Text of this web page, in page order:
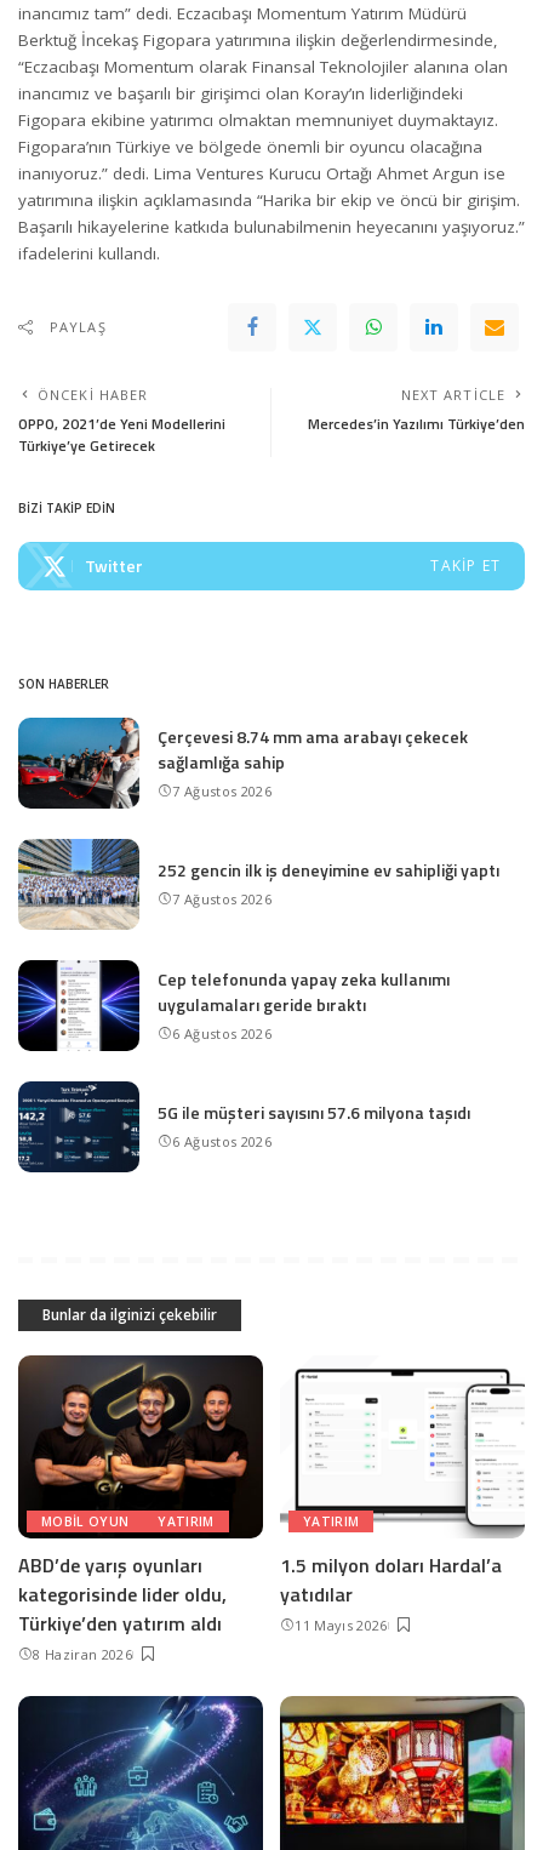
inancımız tam” dedi. Eczacıbaşı Momentum Yatırım Müdürü
Berktuğ İncekaş Figopara yatırımına ilişkin değerlendirmesinde,
“Eczacıbaşı Momentum olarak Finansal Teknolojiler alanına olan
inancımız ve başarılı bir girişimci olan Koray’ın liderliğindeki
Figopara ekibine yatırımcı olmaktan memnuniyet duymaktayız.
Figopara’nın Türkiye ve bölgede önemli bir oyuncu olacağına
inanıyoruz.” dedi. Lima Ventures Kurucu Ortağı Ahmet Argun ise
yatırımına ilişkin açıklamasında “Harika bir ekip ve öncü bir girişim.
Başarılı hikayelerine katkıda bulunabilmenin heyecanını yaşıyoruz.”
ifadelerini kullandı.
PAYLAŞ
ÖNCEKI HABER
OPPO, 2021’de Yeni Modellerini
Türkiye’ye Getirecek
NEXT ARTICLE
Mercedes’in Yazılımı Türkiye’den
BİZİ TAKİP EDİN
Twitter TAKIP ET
SON HABERLER
Çerçevesi 8.74 mm ama arabayı çekecek
sağlamlığa sahip
7 Ağustos 2026
252 gencin ilk iş deneyimine ev sahipliği yaptı
7 Ağustos 2026
Cep telefonunda yapay zeka kullanımı
uygulamaları geride bıraktı
6 Ağustos 2026
5G ile müşteri sayısını 57.6 milyona taşıdı
6 Ağustos 2026
Bunlar da ilginizi çekebilir
MOBIL OYUN YATIRIM
ABD’de yarış oyunları
kategorisinde lider oldu,
Türkiye’den yatırım aldı
8 Haziran 2026
YATIRIM
1.5 milyon doları Hardal’a
yatıdılar
11 Mayıs 2026